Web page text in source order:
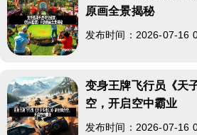
原画全景揭秘
发布时间：2026-07-16
变身王牌飞行员《天
空，开启空中霸业
发布时间：2026-07-16